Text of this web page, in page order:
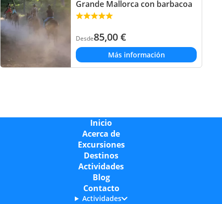
Grande Mallorca con barbacoa
Desde85,00€
Más información
Inicio
Acerca de
Excursiones
Destinos
Actividades
Blog
Contacto
Actividades